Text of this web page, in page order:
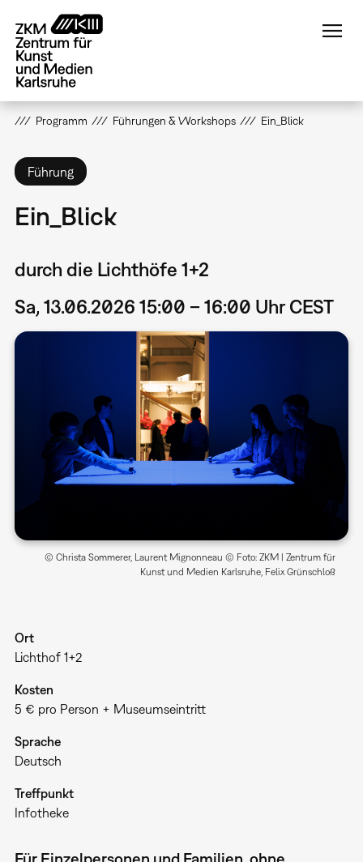
zum
Inhalt
Programm Führungen & Workshops Ein_Blick
Führung
Ein_Blick
durch die Lichthöfe 1+2
Sa, 13.06.2026 15:00 – 16:00 Uhr CEST
© Christa Sommerer, Laurent Mignonneau © Foto: ZKM | Zentrum für
Kunst und Medien Karlsruhe, Felix Grünschloß
Ort
Lichthof 1+2
Kosten
5 € pro Person + Museumseintritt
Sprache
Deutsch
Treffpunkt
Infotheke
Für Einzelpersonen und Familien, ohne